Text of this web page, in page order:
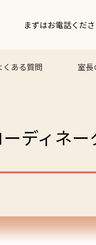
まずはお電話くださ
くある質問 室長
ディネ